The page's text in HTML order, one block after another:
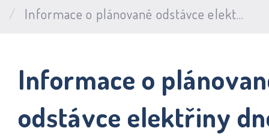
Informace o plánované odstávce elektřiny dne 8. 11. 2024
Informace o
odstávce elektřiny